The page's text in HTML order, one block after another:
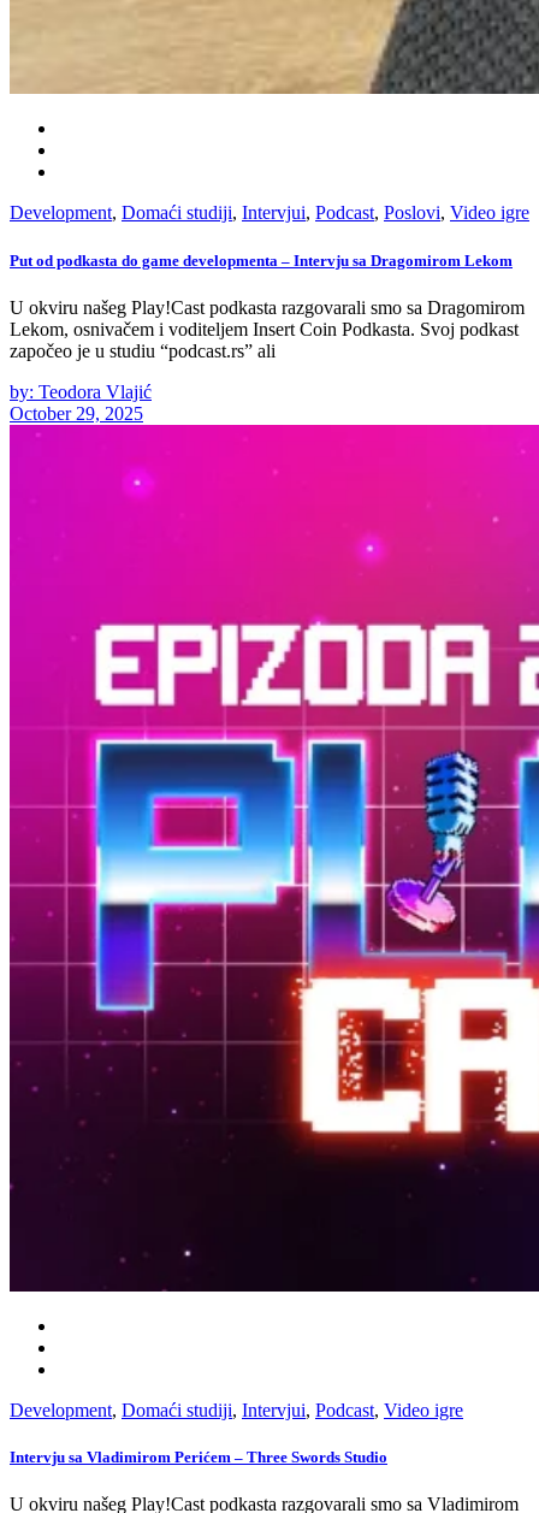
Development, Domaći studiji, Intervjui, Podcast, Poslovi, Video igre
Put od podkasta do game developmenta – Intervju sa Dragomirom Lekom
U okviru našeg Play!Cast podkasta razgovarali smo sa Dragomirom
Lekom, osnivačem i voditeljem Insert Coin Podkasta. Svoj podkast
započeo je u studiu “podcast.rs” ali
by: Teodora Vlajić
October 29, 2025
Development, Domaći studiji, Intervjui, Podcast, Video igre
Intervju sa Vladimirom Perićem – Three Swords Studio
U okviru našeg Play!Cast podkasta razgovarali smo sa Vladimirom